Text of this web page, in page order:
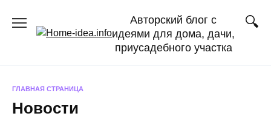
содержанию
Авторский блог с
идеями для дома, дачи,
приусадебного участка
ГЛАВНАЯ СТРАНИЦА
Новости